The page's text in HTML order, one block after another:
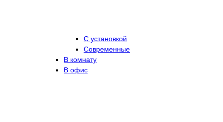
С установкой
Современные
В комнату
В офис